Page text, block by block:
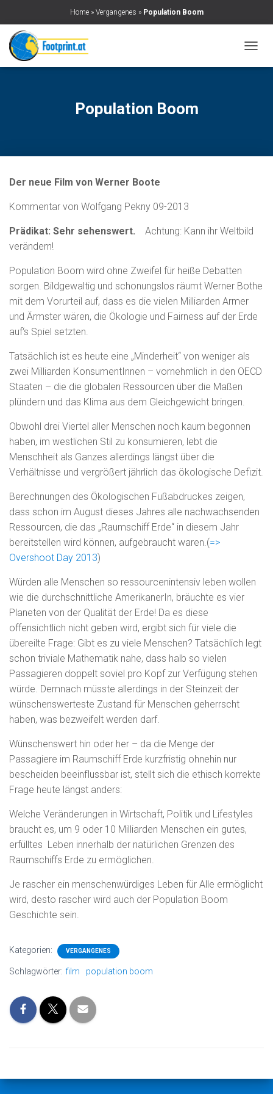
Home» Vergangenes » Population Boom
A
A
Population Boom
Der neue Film von Werner Boote
Kommentar von Wolfgang Pekny 09-2013
Prädikat: Sehr sehenswert. Achtung: Kann ihr Weltbild
verändern!
Population Boom wird ohne Zweifel für heiße Debatten
sorgen. Bildgewaltig und schonungslos räumt Werner Bothe
mit dem Vorurteil auf, dass es die vielen Milliarden Armer
und Ärmster wären, die Ökologie und Fairness auf der Erde
auf‘s Spiel setzten.
Tatsächlich ist es heute eine „Minderheit“ von weniger als
zwei Milliarden KonsumentInnen – vornehmlich in den OECD
Staaten – die die globalen Ressourcen über die Maßen
plündern und das Klima aus dem Gleichgewicht bringen.
Obwohl drei Viertel aller Menschen noch kaum begonnen
haben, im westlichen Stil zu konsumieren, lebt die
Menschheit als Ganzes allerdings längst über die
Verhältnisse und vergrößert jährlich das ökologische Defizit.
Berechnungen des Ökologischen Fußabdruckes zeigen,
dass schon im August dieses Jahres alle nachwachsenden
Ressourcen, die das „Raumschiff Erde“ in diesem Jahr
bereitstellen wird können, aufgebraucht waren.(=>
Overshoot Day 2013)
Würden alle Menschen so ressourcenintensiv leben wollen
wie die durchschnittliche AmerikanerIn, bräuchte es vier
Planeten von der Qualität der Erde! Da es diese
offensichtlich nicht geben wird, ergibt sich für viele die
übereilte Frage: Gibt es zu viele Menschen? Tatsächlich legt
schon triviale Mathematik nahe, dass halb so vielen
Passagieren doppelt soviel pro Kopf zur Verfügung stehen
würde. Demnach müsste allerdings in der Steinzeit der
wünschenswerteste Zustand für Menschen geherrscht
haben, was bezweifelt werden darf.
Wünschenswert hin oder her – da die Menge der
Passagiere im Raumschiff Erde kurzfristig ohnehin nur
bescheiden beeinflussbar ist, stellt sich die ethisch korrekte
Frage heute längst anders:
Welche Veränderungen in Wirtschaft, Politik und Lifestyles
braucht es, um 9 oder 10 Milliarden Menschen ein gutes,
erfülltes Leben innerhalb der natürlichen Grenzen des
Raumschiffs Erde zu ermöglichen.
Je rascher ein menschenwürdiges Leben für Alle ermöglicht
wird, desto rascher wird auch der Population Boom
Geschichte sein.
Kategorien: VERGANGENES
Schlagwörter: film population boom